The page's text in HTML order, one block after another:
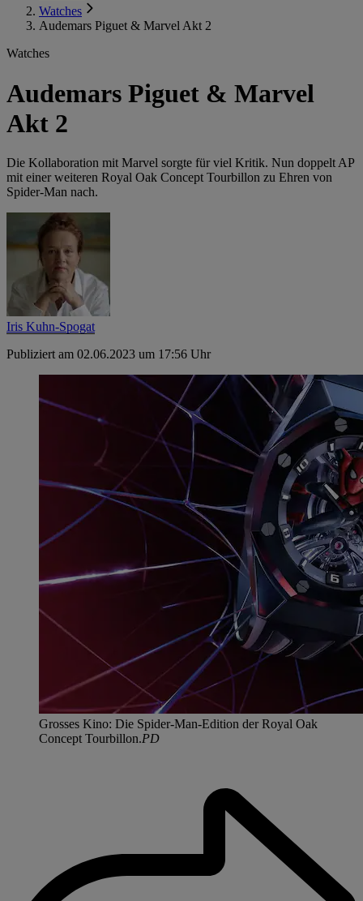
Watches
Audemars Piguet & Marvel Akt 2
Watches
Audemars Piguet & Marvel
Akt 2
Die Kollaboration mit Marvel sorgte für viel Kritik. Nun doppelt AP
mit einer weiteren Royal Oak Concept Tourbillon zu Ehren von
Spider-Man nach.
Iris Kuhn-Spogat
Publiziert am 02.06.2023 um 17:56 Uhr
Grosses Kino: Die Spider-Man-Edition der Royal Oak
Concept Tourbillon.PD